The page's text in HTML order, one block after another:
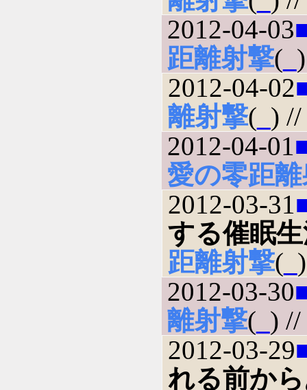
2012-04-03
距離射撃(
2012-04-02
離射撃( )
2012-04-01
愛の零距
2012-03-31
する催眠
距離射撃(
2012-03-30
離射撃( )
2012-03-29
れる前か